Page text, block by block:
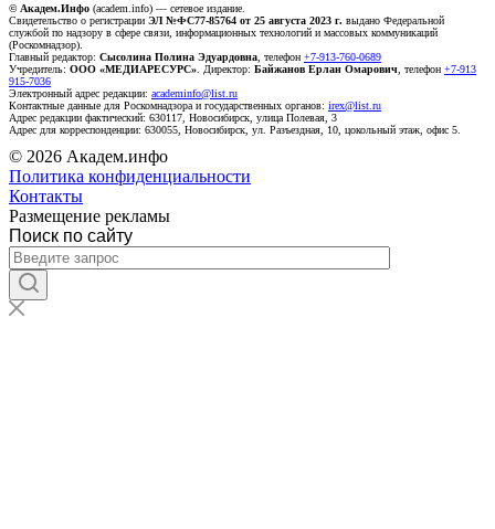
© Академ.Инфо (academ.info) — сетевое издание.
Свидетельство о регистрации ЭЛ №ФС77-85764 от 25 августа 2023 г. выдано Федеральной
службой по надзору в сфере связи, информационных технологий и массовых коммуникаций
(Роскомнадзор).
Главный редактор: Сысолина Полина Эдуардовна , телефон +7-913-760-0689
Учредитель: ООО «МЕДИАРЕСУРС» . Директор: Байжанов Ерлан Омарович , телефон +7-913
915-7036
Электронный адрес редакции: academinfo@list.ru
Контактные данные для Роскомнадзора и государственных органов: irex@list.ru
Адрес редакции фактический: 630117, Новосибирск, улица Полевая, 3
Адрес для корреспонденции: 630055, Новосибирск, ул. Разъездная, 10, цокольный этаж, офис 5.
© 2026 Академ.инфо
Политика конфиденциальности
Контакты
Размещение рекламы
Поиск по сайту